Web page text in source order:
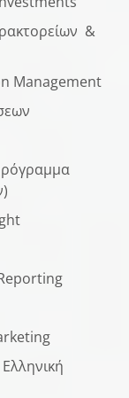
&
Management